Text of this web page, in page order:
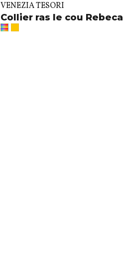
VENEZIA TESORI
Collier ras le cou Rebeca